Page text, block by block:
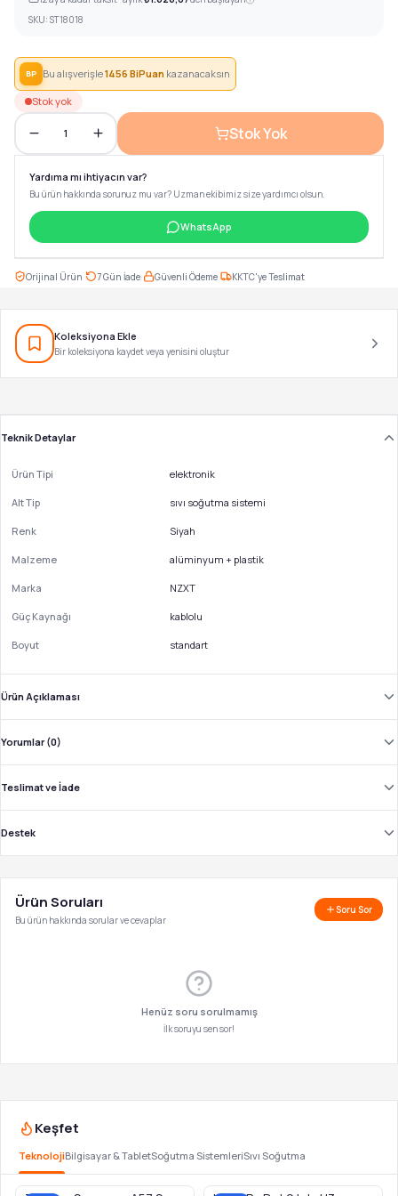
SKU: ST18018
BP Bu alışverişle1456 BiPuan kazanacaksın
Stok yok
1 Stok Yok
Yardıma mı ihtiyacın var?
Bu ürün hakkında sorunuz mu var? Uzman ekibimiz size yardımcı olsun.
WhatsApp
Orijinal Ürün 7 Gün İade Güvenli Ödeme KKTC'ye Teslimat
Koleksiyona Ekle
Bir koleksiyona kaydet veya yenisini oluştur
Teknik Detaylar
Ürün Tipi elektronik
Alt Tip sıvı soğutma sistemi
Renk Siyah
Malzeme alüminyum + plastik
Marka NZXT
Güç Kaynağı kablolu
Boyut standart
Ürün Açıklaması
Yorumlar (0)
Teslimat ve İade
Destek
Ürün Soruları
Bu ürün hakkında sorular ve cevaplar
Soru Sor
Henüz soru sorulmamış
İlk soruyu sen sor!
Keşfet
TeknolojiBilgisayar & TabletSoğutma SistemleriSıvı Soğutma